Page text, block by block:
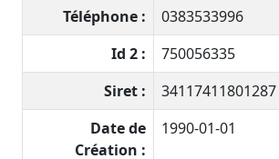
Téléphone :
0383533996
Id 2 :
750056335
Siret :
34117411801287
Date de
Création :
1990-01-01